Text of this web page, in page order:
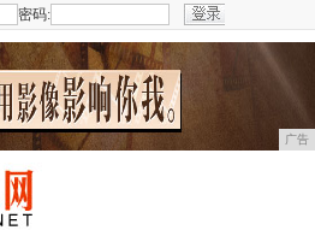
密码:
广告